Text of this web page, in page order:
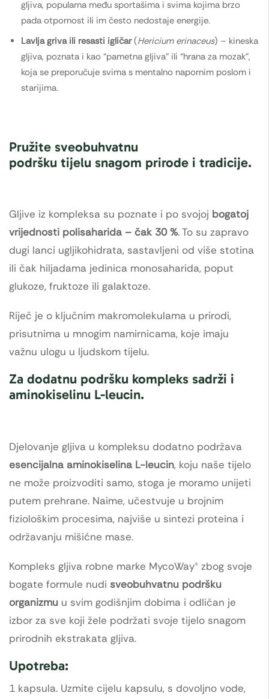
gljiva, popularna među sportašima i svima kojima brzo
pada otpornost ili im često nedostaje energije.
Lavlja griva ili resasti igličar(Hericium erinaceus) – kineska
gljiva, poznata i kao “pametna gljiva” ili “hrana za mozak”,
koja se preporučuje svima s mentalno napornim poslom i
starijima.
Pružite sveobuhvatnu
podršku tijelu snagom prirode i tradicije.
Gljive iz kompleksa su poznate i po svojoj bogatoj
vrijednosti polisaharida – čak 30 %. To su zapravo
dugi lanci ugljikohidrata, sastavljeni od više stotina
ili čak hiljadama jedinica monosaharida, poput
glukoze, fruktoze ili galaktoze.
Riječ je o ključnim makromolekulama u prirodi,
prisutnima u mnogim namirnicama, koje imaju
važnu ulogu u ljudskom tijelu.
Za dodatnu podršku kompleks sadrži i
aminokiselinu L-leucin.
Djelovanje gljiva u kompleksu dodatno podržava
esencijalna aminokiselina L-leucin, koju naše tijelo
ne može proizvoditi samo, stoga je moramo unijeti
putem prehrane. Naime, učestvuje u brojnim
fiziološkim procesima, najviše u sintezi proteina i
održavanju mišićne mase.
Kompleks gljiva robne marke MycoWay® zbog svoje
bogate formule nudi sveobuhvatnu podršku
organizmu u svim godišnjim dobima i odličan je
izbor za sve koji žele podržati svoje tijelo snagom
prirodnih ekstrakata gljiva.
Upotreba:
1 kapsula. Uzmite cijelu kapsulu, s dovoljno vode,